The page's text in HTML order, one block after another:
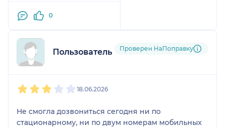
0
Пользователь НаПоправку
Проверен НаПоправку
18.06.2026
Не смогла дозвониться сегодня ни по
стационарному, ни по двум номерам мобильных